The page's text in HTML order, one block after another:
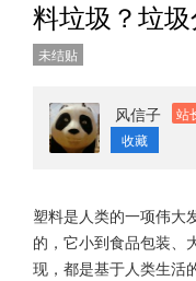
料垃圾？垃
未结贴
风信子 站
收藏
塑料是人类的一项伟大
的，它小到食品包装、
现，都是基于人类生活